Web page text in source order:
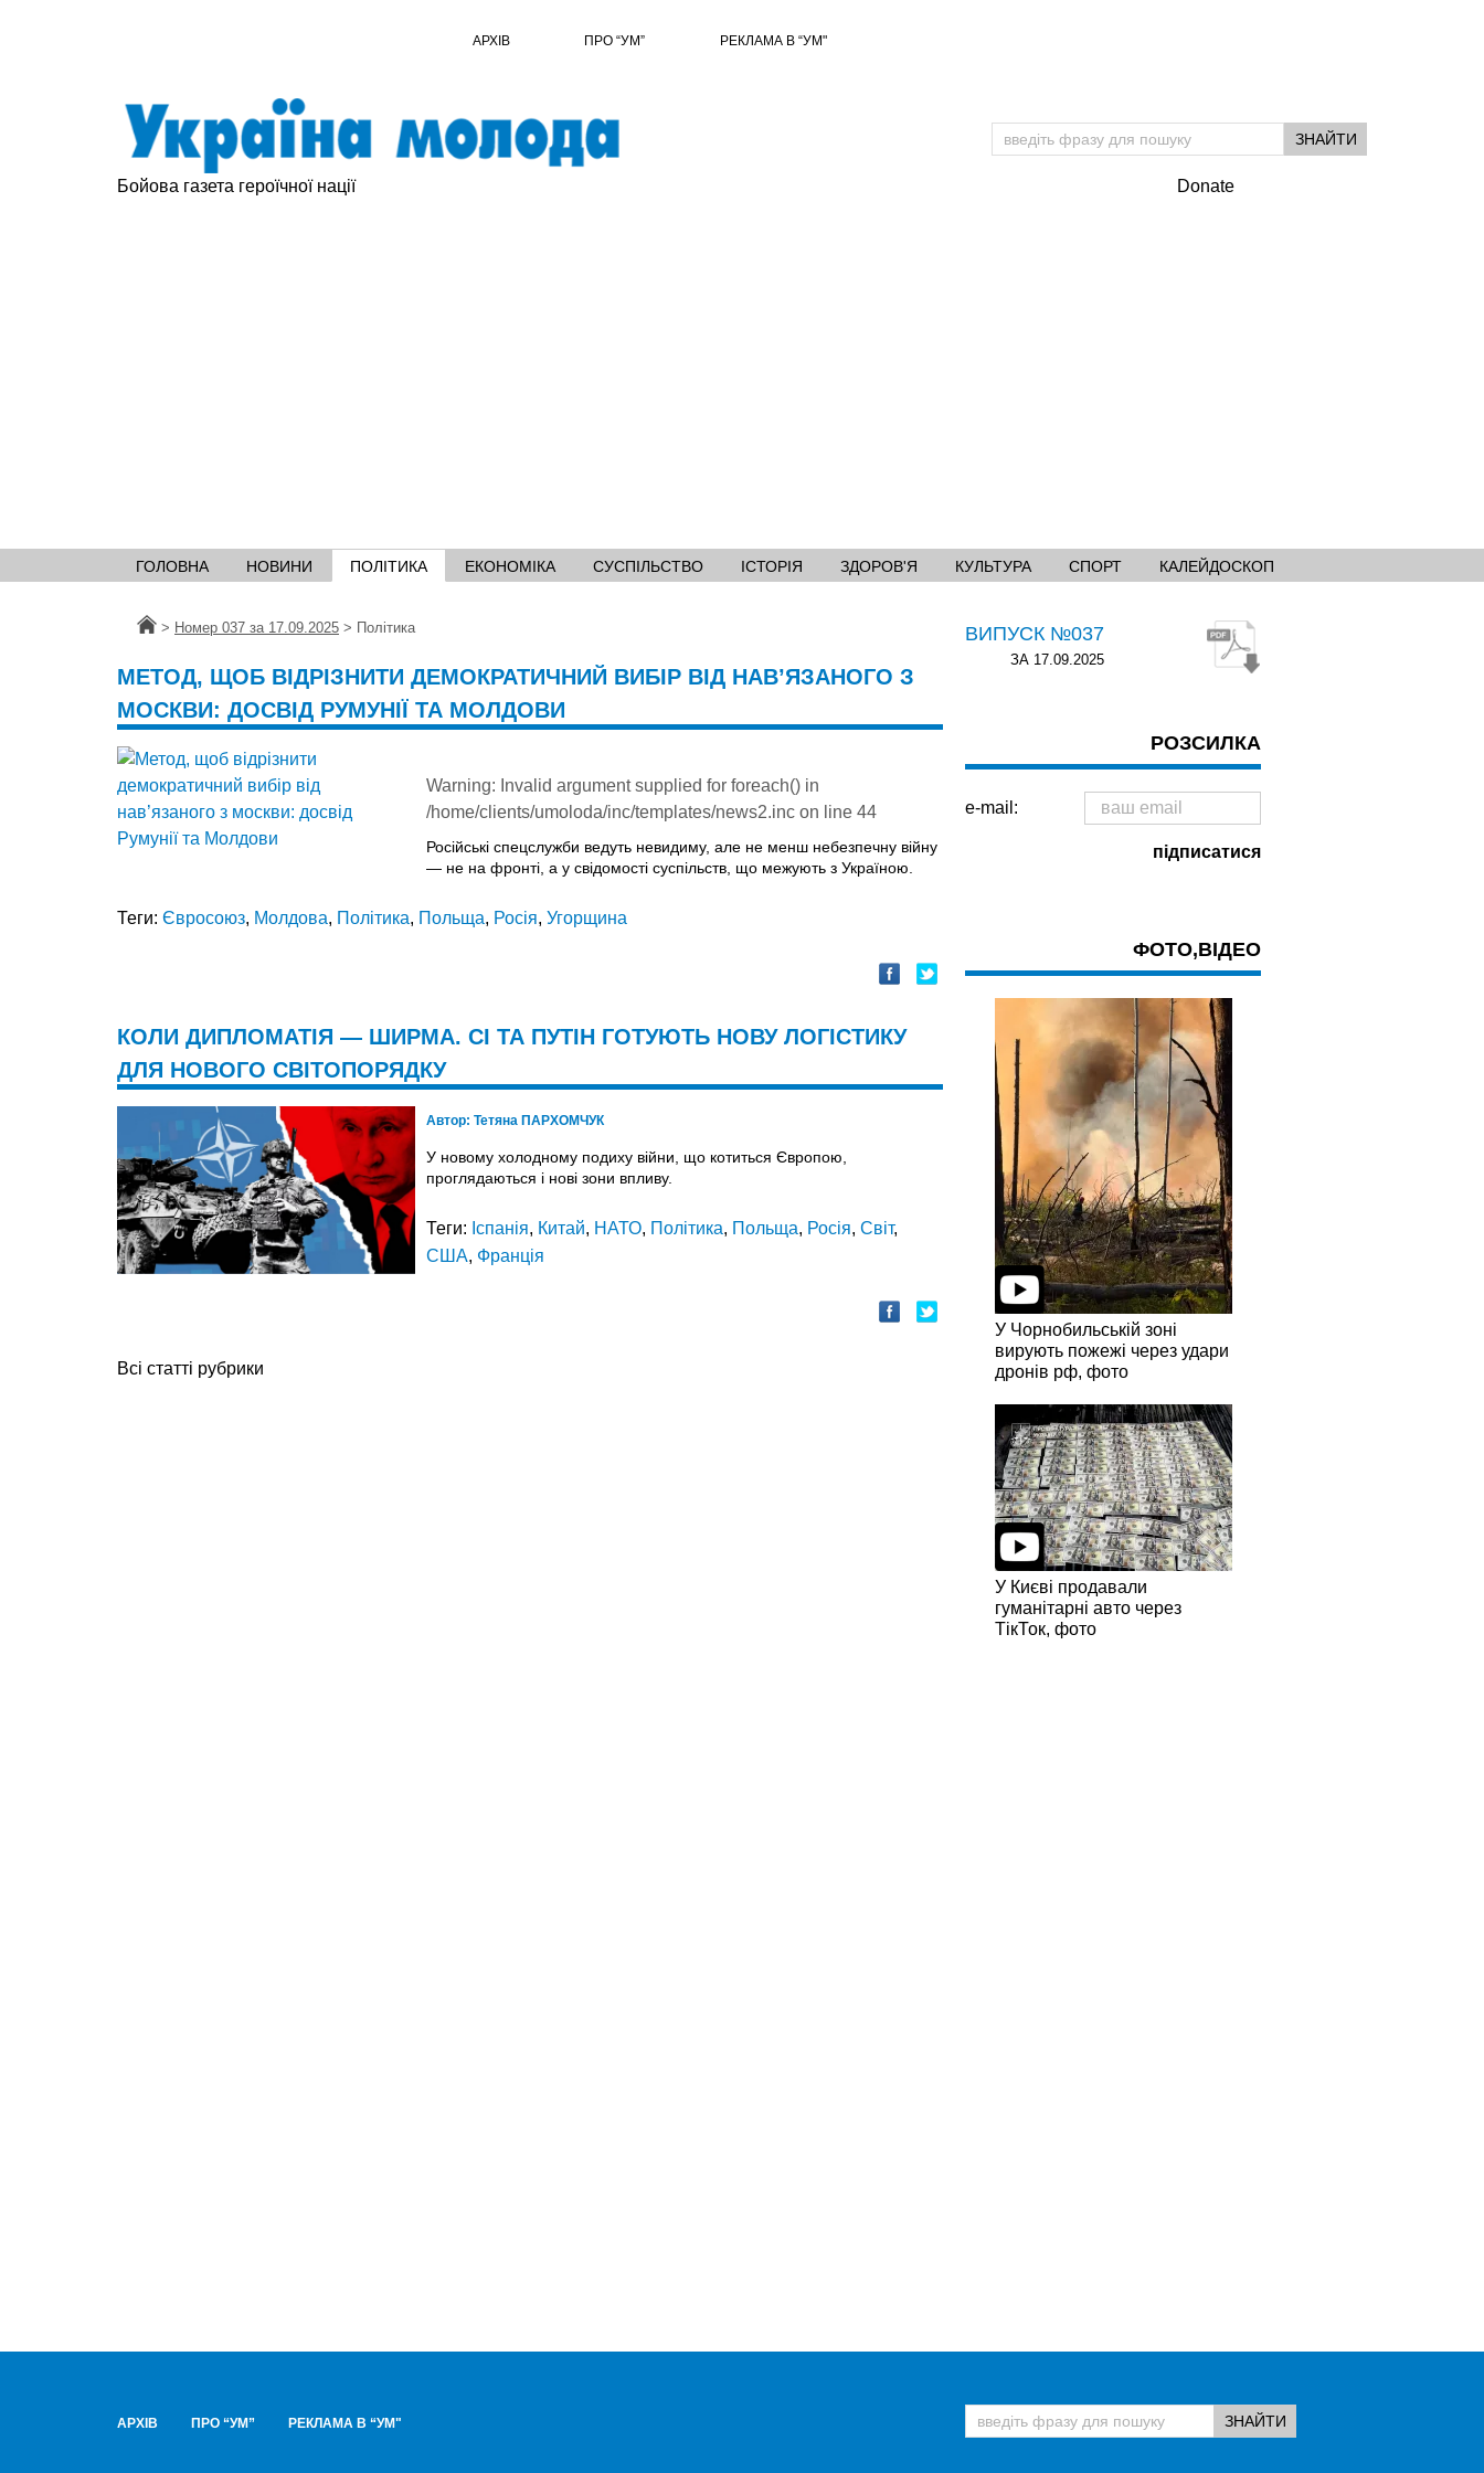
АРХІВ ПРО “УМ” РЕКЛАМА В “УМ"
Бойова газета героїчної нації Donate
ГОЛОВНА НОВИНИ ПОЛІТИКА ЕКОНОМІКА СУСПІЛЬСТВО ІСТОРІЯ ЗДОРОВ'Я КУЛЬТУРА СПОРТ КАЛЕЙДОСКОП
Головна
> Номер 037 за 17.09.2025 > Політика
МЕТОД, ЩОБ ВІДРІЗНИТИ ДЕМОКРАТИЧНИЙ ВИБІР ВІД НАВ’ЯЗАНОГО З
МОСКВИ: ДОСВІД РУМУНІЇ ТА МОЛДОВИ
Warning: Invalid argument supplied for foreach() in
/home/clients/umoloda/inc/templates/news2.inc on line 44
Російські спецслужби ведуть невидиму, але не менш небезпечну війну
— не на фронті, а у свідомості суспільств, що межують з Україною.
Теги: Євросоюз, Молдова, Політика, Польща, Росія, Угорщина
КОЛИ ДИПЛОМАТІЯ — ШИРМА. СІ ТА ПУТІН ГОТУЮТЬ НОВУ ЛОГІСТИКУ
ДЛЯ НОВОГО СВІТОПОРЯДКУ
Автор: Тетяна ПАРХОМЧУК
У новому холодному подиху війни, що котиться Європою,
проглядаються і нові зони впливу.
Теги: Іспанія, Китай, НАТО, Політика, Польща, Росія, Світ,
США, Франція
Всі статті рубрики
ВИПУСК №037
ЗА 17.09.2025
РОЗСИЛКА
e-mail:
ФОТО,ВІДЕО
У Чорнобильській зоні
вирують пожежі через удари
дронів рф, фото
У Києві продавали
гуманітарні авто через
ТікТок, фото
АРХІВ ПРО “УМ” РЕКЛАМА В “УМ"